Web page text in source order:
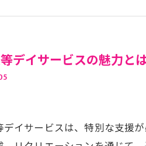
デイサービスの魅力と
デイサービスは、特別な支援